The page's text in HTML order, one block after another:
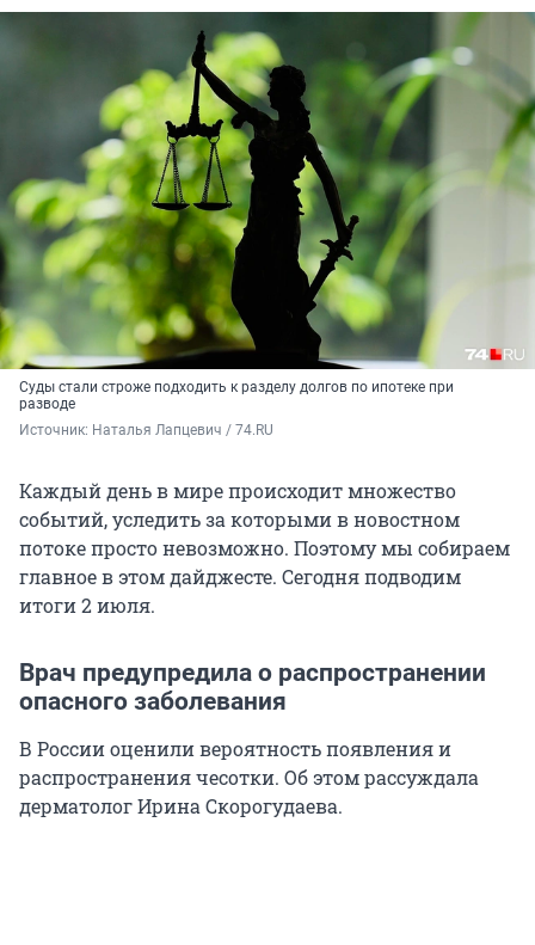
Суды стали строже подходить к разделу долгов по ипотеке при
разводе
Источник: Наталья Лапцевич / 74.RU
Каждый день в мире происходит множество
событий, уследить за которыми в новостном
потоке просто невозможно. Поэтому мы собираем
главное в этом дайджесте. Сегодня подводим
итоги 2 июля.
Врач предупредила о распространении
опасного заболевания
В России оценили вероятность появления и
распространения чесотки. Об этом рассуждала
дерматолог Ирина Скорогудаева.